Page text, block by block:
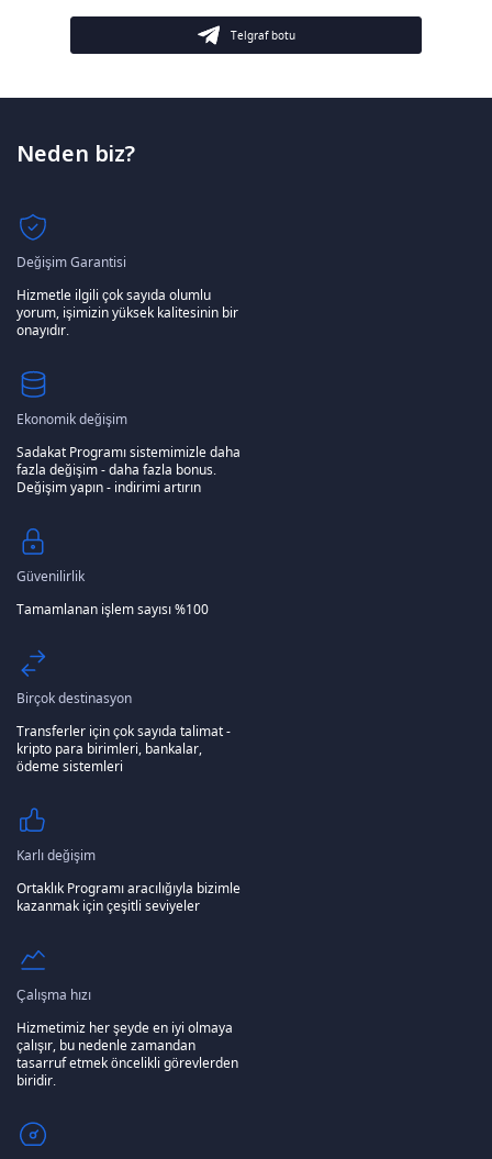
Telgraf botu
Neden biz?
Değişim Garantisi
Hizmetle ilgili çok sayıda olumlu
yorum, işimizin yüksek kalitesinin bir
onayıdır.
Ekonomik değişim
Sadakat Programı sistemimizle daha
fazla değişim - daha fazla bonus.
Değişim yapın - indirimi artırın
Güvenilirlik
Tamamlanan işlem sayısı %100
Birçok destinasyon
Transferler için çok sayıda talimat -
kripto para birimleri, bankalar,
ödeme sistemleri
Karlı değişim
Ortaklık Programı aracılığıyla bizimle
kazanmak için çeşitli seviyeler
Çalışma hızı
Hizmetimiz her şeyde en iyi olmaya
çalışır, bu nedenle zamandan
tasarruf etmek öncelikli görevlerden
biridir.